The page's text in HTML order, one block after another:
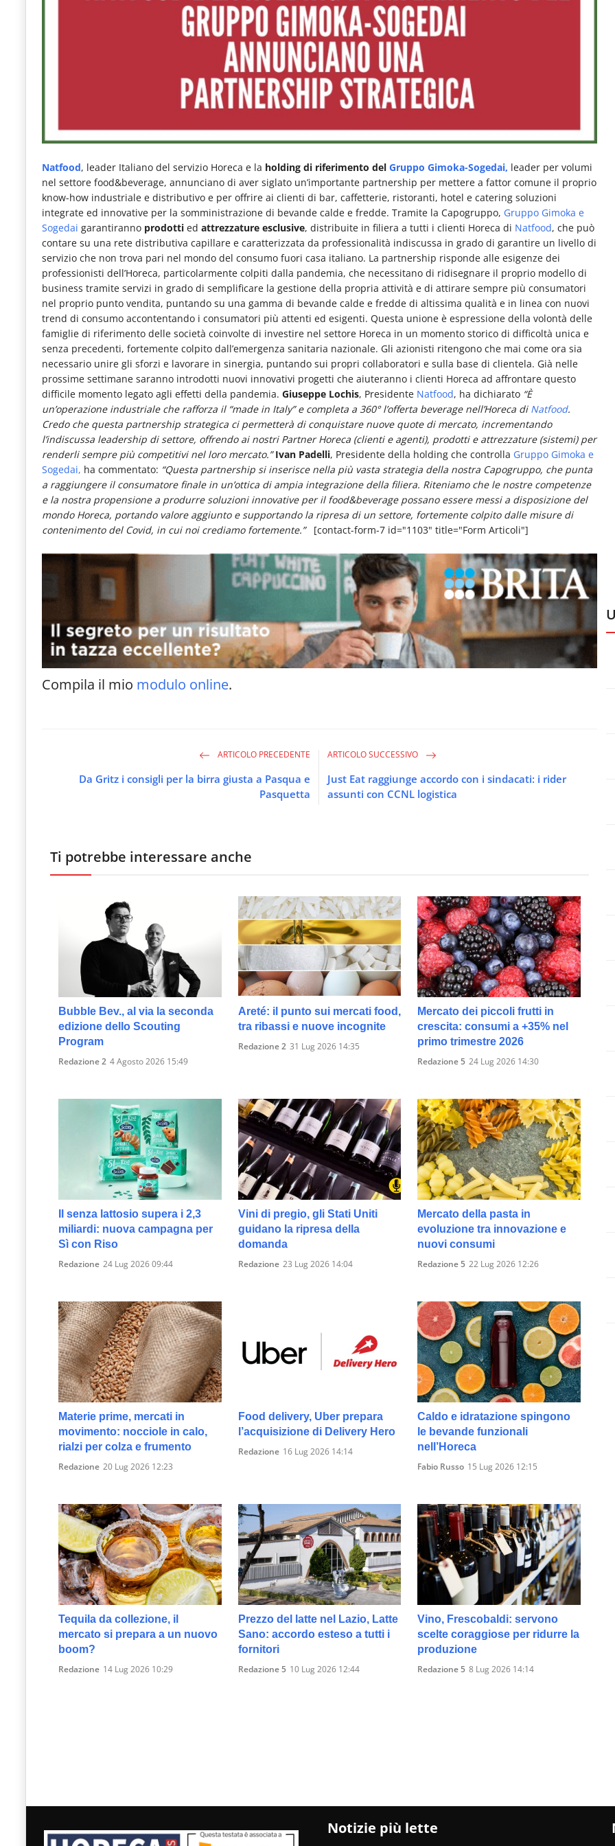
dei
consumi
fuoricasa,
del
Food
Service
e
tutte
le
novità
del
comparto
Horeca.
Natfood, leader Italiano del servizio Horeca e la holding di riferimento del Gruppo Gimoka-Sogedai, leader per volumi
nel settore food&beverage, annunciano di aver siglato un’importante partnership per mettere a fattor comune il proprio
know-how industriale e distributivo e per offrire ai clienti di bar, caffetterie, ristoranti, hotel e catering soluzioni
integrate ed innovative per la somministrazione di bevande calde e fredde. Tramite la Capogruppo, Gruppo Gimoka e
Sogedai garantiranno prodotti ed attrezzature esclusive, distribuite in filiera a tutti i clienti Horeca di Natfood, che può
contare su una rete distributiva capillare e caratterizzata da professionalità indiscussa in grado di garantire un livello di
servizio che non trova pari nel mondo del consumo fuori casa italiano. La partnership risponde alle esigenze dei
professionisti dell’Horeca, particolarmente colpiti dalla pandemia, che necessitano di ridisegnare il proprio modello di
business tramite servizi in grado di semplificare la gestione della propria attività e di attirare sempre più consumatori
nel proprio punto vendita, puntando su una gamma di bevande calde e fredde di altissima qualità e in linea con nuovi
trend di consumo accontentando i consumatori più attenti ed esigenti. Questa unione è espressione della volontà delle
famiglie di riferimento delle società coinvolte di investire nel settore Horeca in un momento storico di difficoltà unica e
senza precedenti, fortemente colpito dall’emergenza sanitaria nazionale. Gli azionisti ritengono che mai come ora sia
necessario unire gli sforzi e lavorare in sinergia, puntando sui propri collaboratori e sulla base di clientela. Già nelle
prossime settimane saranno introdotti nuovi innovativi progetti che aiuteranno i clienti Horeca ad affrontare questo
difficile momento legato agli effetti della pandemia. Giuseppe Lochis, Presidente Natfood, ha dichiarato “È
un’operazione industriale che rafforza il “made in Italy” e completa a 360° l’offerta beverage nell’Horeca di Natfood.
Credo che questa partnership strategica ci permetterà di conquistare nuove quote di mercato, incrementando
l’indiscussa leadership di settore, offrendo ai nostri Partner Horeca (clienti e agenti), prodotti e attrezzature (sistemi) per
renderli sempre più competitivi nel loro mercato.” Ivan Padelli, Presidente della holding che controlla Gruppo Gimoka e
Sogedai, ha commentato: “Questa partnership si inserisce nella più vasta strategia della nostra Capogruppo, che punta
a raggiungere il consumatore finale in un’ottica di ampia integrazione della filiera. Riteniamo che le nostre competenze
e la nostra propensione a produrre soluzioni innovative per il food&beverage possano essere messi a disposizione del
mondo Horeca, portando valore aggiunto e supportando la ripresa di un settore, fortemente colpito dalle misure di
contenimento del Covid, in cui noi crediamo fortemente.”[contact-form-7 id="1103" title="Form Articoli"]
Compila il mio modulo online.
ARTICOLO PRECEDENTE
Da Gritz i consigli per la birra giusta a Pasqua e
Pasquetta
ARTICOLO SUCCESSIVO
Just Eat raggiunge accordo con i sindacati: i rider
assunti con CCNL logistica
Ti potrebbe interessare anche
Bubble Bev., al via la seconda
edizione dello Scouting
Program
Redazione 2 4 Agosto 2026 15:49
Areté: il punto sui mercati food,
tra ribassi e nuove incognite
Redazione 2 31 Lug 2026 14:35
Mercato dei piccoli frutti in
crescita: consumi a +35% nel
primo trimestre 2026
Redazione 5 24 Lug 2026 14:30
Il senza lattosio supera i 2,3
miliardi: nuova campagna per
Sì con Riso
Redazione 24 Lug 2026 09:44
Vini di pregio, gli Stati Uniti
guidano la ripresa della
domanda
Redazione 23 Lug 2026 14:04
Mercato della pasta in
evoluzione tra innovazione e
nuovi consumi
Redazione 5 22 Lug 2026 12:26
Materie prime, mercati in
movimento: nocciole in calo,
rialzi per colza e frumento
Redazione 20 Lug 2026 12:23
Food delivery, Uber prepara
l’acquisizione di Delivery Hero
Redazione 16 Lug 2026 14:14
Caldo e idratazione spingono
le bevande funzionali
nell’Horeca
Fabio Russo 15 Lug 2026 12:15
Tequila da collezione, il
mercato si prepara a un nuovo
boom?
Redazione 14 Lug 2026 10:29
Prezzo del latte nel Lazio, Latte
Sano: accordo esteso a tutti i
fornitori
Redazione 5 10 Lug 2026 12:44
Vino, Frescobaldi: servono
scelte coraggiose per ridurre la
produzione
Redazione 5 8 Lug 2026 14:14
Notizie più lette